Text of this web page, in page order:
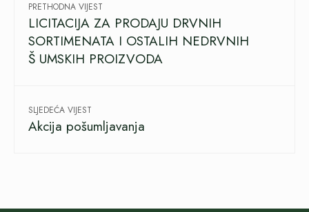
PRETHODNA VIJEST
LICITACIJA ZA PRODAJU DRVNIH
SORTIMENATA I OSTALIH NEDRVNIH
Š UMSKIH PROIZVODA
SLJEDEĆA VIJEST
Akcija pošumljavanja